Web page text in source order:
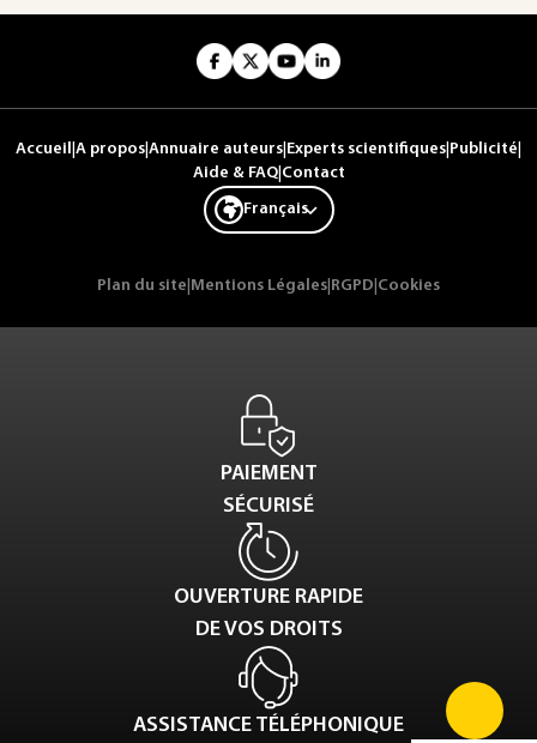
Accueil A propos Annuaire auteurs Experts scientifiques Publicité
Aide & FAQ| Contact
Français
Plan du site Mentions Légales RGPD Cookies
PAIEMENT
SÉCURISÉ
OUVERTURE RAPIDE
DE VOS DROITS
ASSISTANCE TÉLÉPHONIQUE